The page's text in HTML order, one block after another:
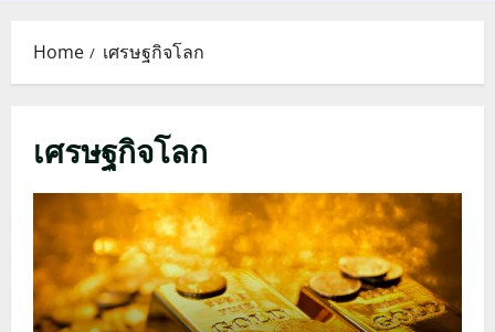
Home เศรษฐกิจโลก
เศรษฐกิจโลก